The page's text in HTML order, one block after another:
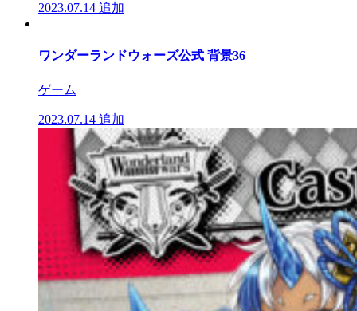
2023.07.14 追加
ワンダーランドウォーズ公式 背景36
ゲーム
2023.07.14 追加